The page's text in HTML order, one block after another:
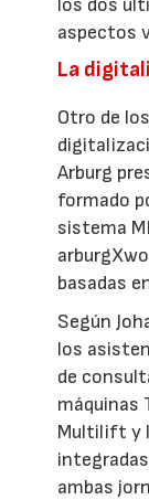
los dos
aspectos
La
Otro de
Arburg
formado
sistema
basadas
Según
los
de
máquinas
Multilift y
ambas